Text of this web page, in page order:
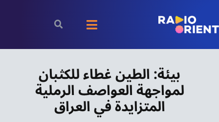
content
Toggle
Navigation
بودكاستبيئة: الطين غطاء للكثبان
لمواجهة العواصف الرملية
المتزايدة في العراق